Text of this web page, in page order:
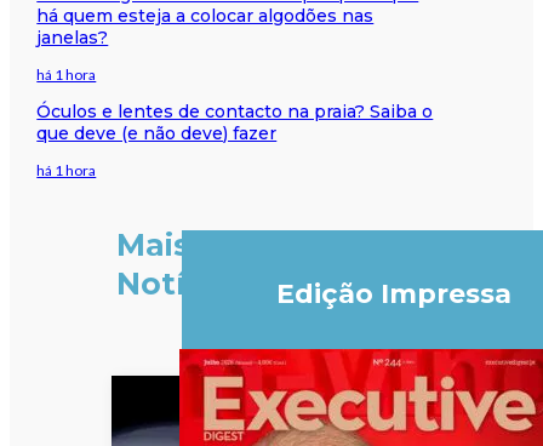
há quem esteja a colocar algodões nas
janelas?
há 1 hora
Óculos e lentes de contacto na praia? Saiba o
que deve (e não deve) fazer
há 1 hora
Mais
Notícias
Edição Impressa